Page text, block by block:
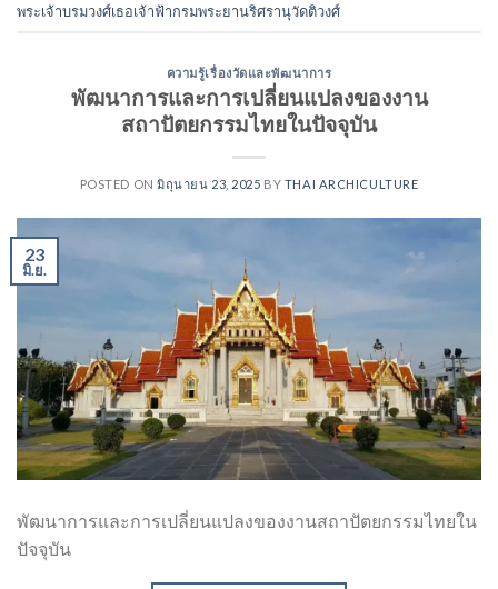
พระเจ้าบรมวงศ์เธอเจ้าฟ้ากรมพระยานริศรานุวัดติวงศ์
ความรู้เรื่องวัดและพัฒนาการ
พัฒนาการและการเปลี่ยนแปลงของงาน
สถาปัตยกรรมไทยในปัจจุบัน
POSTED ONมิถุนายน 23, 2025 BY THAI ARCHICULTURE
23
มิ.ย.
พัฒนาการและการเปลี่ยนแปลงของงานสถาปัตยกรรมไทยใน
ปัจจุบัน